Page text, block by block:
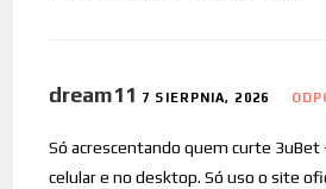
dream11 7 SIERPNIA, 2026
Só acrescentando quem curte
celular e no desktop. Só uso o site